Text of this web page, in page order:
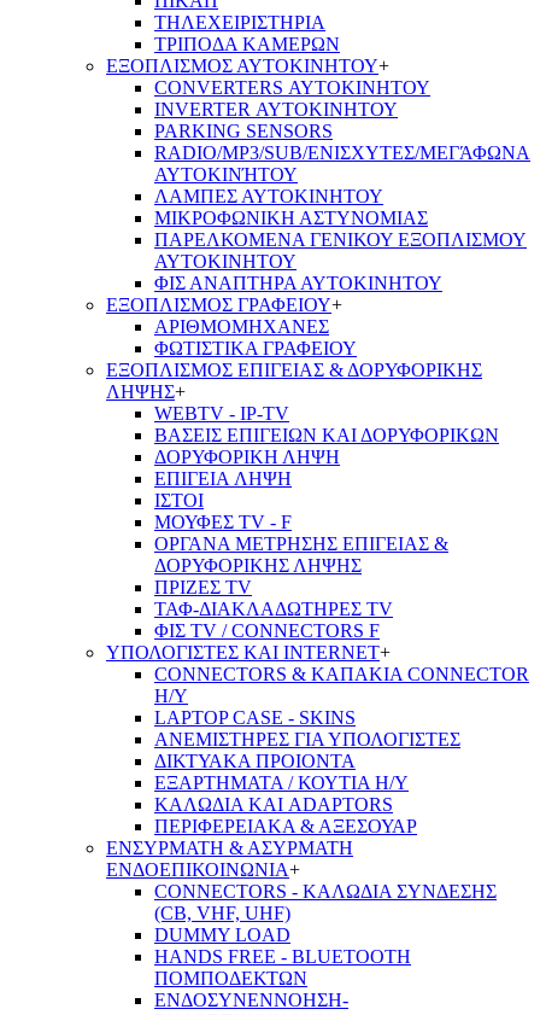
ΤΗΛΕΧΕΙΡΙΣΤΗΡΙΑ
ΤΡΙΠΟΔΑ ΚΑΜΕΡΩΝ
ΕΞΟΠΛΙΣΜΟΣ ΑΥΤΟΚΙΝΗΤΟΥ+
CONVERTERS ΑΥΤΟΚΙΝΗΤΟΥ
INVERTER ΑΥΤΟΚΙΝΗΤΟΥ
PARKING SENSORS
RADIO/MP3/SUB/ΕΝΙΣΧΥΤΕΣ/ΜΕΓΆΦΩΝΑ
ΑΥΤΟΚΙΝΉΤΟΥ
ΛΑΜΠΕΣ ΑΥΤΟΚΙΝΗΤΟΥ
ΜΙΚΡΟΦΩΝΙΚΗ ΑΣΤΥΝΟΜΙΑΣ
ΠΑΡΕΛΚΟΜΕΝΑ ΓΕΝΙΚΟΥ ΕΞΟΠΛΙΣΜΟΥ
ΑΥΤΟΚΙΝΗΤΟΥ
ΦΙΣ ΑΝΑΠΤΗΡΑ ΑΥΤΟΚΙΝΗΤΟΥ
ΕΞΟΠΛΙΣΜΟΣ ΓΡΑΦΕΙΟΥ+
ΑΡΙΘΜΟΜΗΧΑΝΕΣ
ΦΩΤΙΣΤΙΚΑ ΓΡΑΦΕΙΟΥ
ΕΞΟΠΛΙΣΜΟΣ ΕΠΙΓΕΙΑΣ & ΔΟΡΥΦΟΡΙΚΗΣ
ΛΗΨΗΣ+
WEBTV - IP-TV
ΒΑΣΕΙΣ ΕΠΙΓΕΙΩΝ ΚΑΙ ΔΟΡΥΦΟΡΙΚΩΝ
ΔΟΡΥΦΟΡΙΚΗ ΛΗΨΗ
ΕΠΙΓΕΙA ΛΗΨΗ
ΙΣΤΟΙ
ΜΟΥΦΕΣ TV - F
ΟΡΓΑΝΑ ΜΕΤΡΗΣΗΣ ΕΠΙΓΕΙΑΣ &
ΔΟΡΥΦΟΡΙΚΗΣ ΛΗΨΗΣ
ΠΡΙΖΕΣ TV
ΤΑΦ-ΔΙΑΚΛΑΔΩΤΗΡΕΣ TV
ΦΙΣ TV / CONNECTORS F
ΥΠΟΛΟΓΙΣΤΕΣ ΚΑΙ INTERNET+
CONNECTORS & ΚΑΠΑΚΙΑ CONNECTOR
Η/Υ
LAPTOP CASE - SKINS
ΑΝΕΜΙΣΤΗΡΕΣ ΓΙΑ ΥΠΟΛΟΓΙΣΤΕΣ
ΔΙΚΤΥΑΚΑ ΠΡΟΙΟΝΤΑ
ΕΞΑΡΤΗΜΑΤΑ / ΚΟΥΤΙΑ Η/Υ
ΚΑΛΩΔΙΑ ΚΑΙ ADAPTORS
ΠΕΡΙΦΕΡΕΙΑΚΑ & ΑΞΕΣΟΥΑΡ
ΕΝΣΥΡΜΑΤΗ & ΑΣΥΡΜΑΤΗ
ΕΝΔΟΕΠΙΚΟΙΝΩΝΙΑ+
CONNECTORS - ΚΑΛΩΔΙΑ ΣΥΝΔΕΣΗΣ
(CB, VHF, UHF)
DUMMY LOAD
HANDS FREE - BLUETOOTH
ΠΟΜΠΟΔΕΚΤΩΝ
ΕΝΔΟΣΥΝΕΝΝΟΗΣΗ-